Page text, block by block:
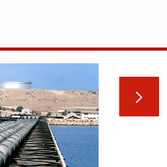
